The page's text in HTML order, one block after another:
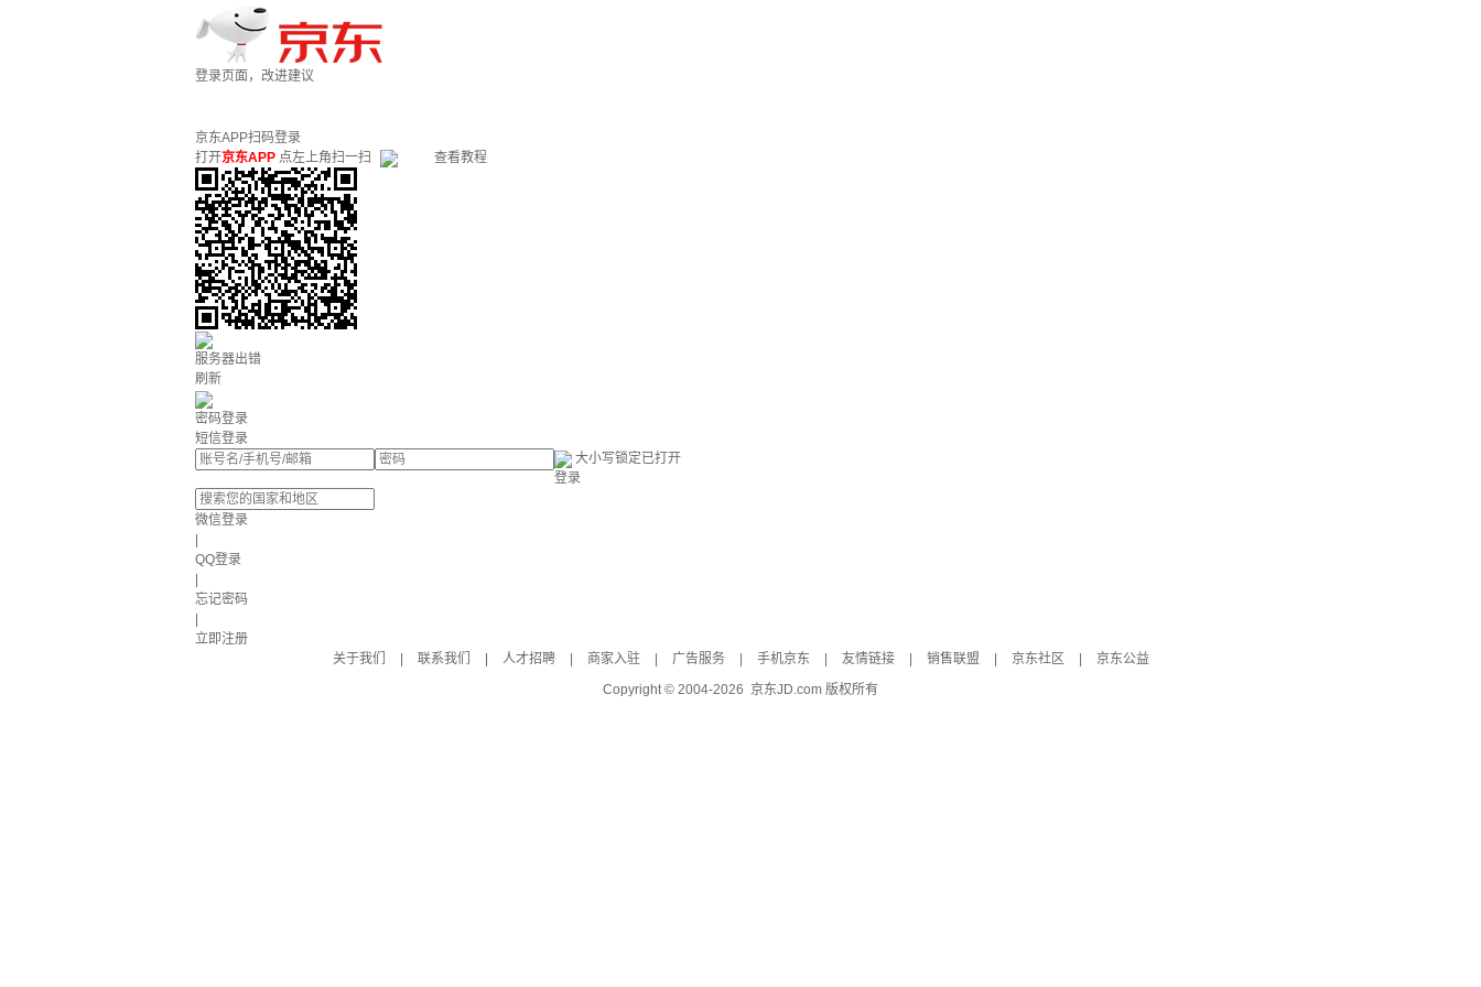
登录页面，改进建议
京东APP扫码登录
打开京东APP 点左上角扫一扫 查看教程
服务器出错
刷新
密码登录
短信登录
大小写锁定已打开
登录
微信登录
QQ登录
忘记密码
立即注册
关于我们
联系我们 人才招聘 商家入驻 广告服务 手机京东 友情链接 销售联盟 京东社区
京东公益
Copyright © 2004-2026 京东JD.com 版权所有